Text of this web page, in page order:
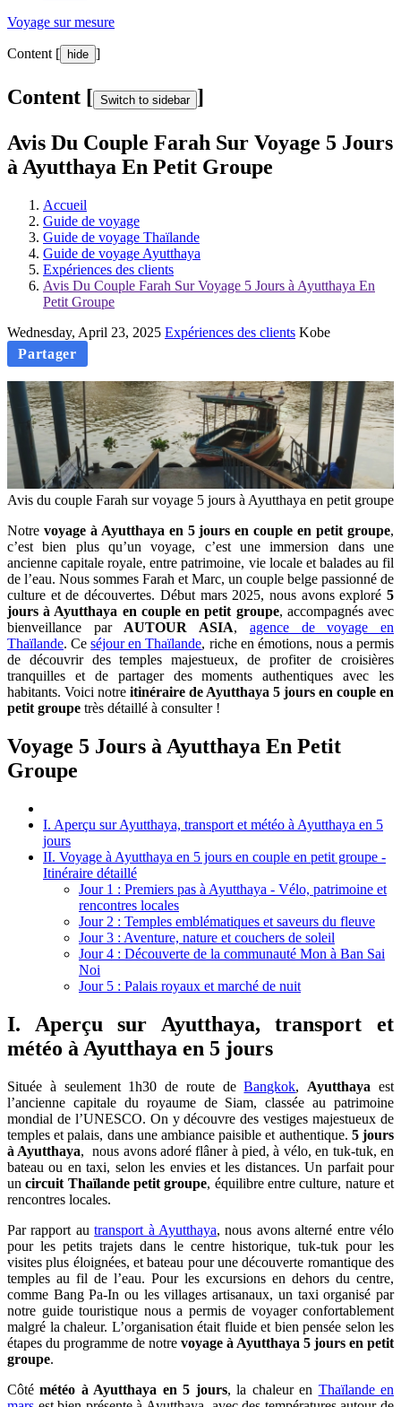
Voyage sur mesure
Content [ hide ]
Content [ Switch to sidebar ]
Avis Du Couple Farah Sur Voyage 5 Jours
à Ayutthaya En Petit Groupe
Accueil
Guide de voyage
Guide de voyage Thaïlande
Guide de voyage Ayutthaya
Expériences des clients
Avis Du Couple Farah Sur Voyage 5 Jours à Ayutthaya En
Petit Groupe
Wednesday, April 23, 2025 Expériences des clients Kobe
Partager
Avis du couple Farah sur voyage 5 jours à Ayutthaya en petit groupe
Notre voyage à Ayutthaya en 5 jours en couple en petit groupe,
c’est bien plus qu’un voyage, c’est une immersion dans une
ancienne capitale royale, entre patrimoine, vie locale et balades au fil
de l’eau. Nous sommes Farah et Marc, un couple belge passionné de
culture et de découvertes. Début mars 2025, nous avons exploré 5
jours à Ayutthaya en couple en petit groupe, accompagnés avec
bienveillance par AUTOUR ASIA, agence de voyage en
Thaïlande. Ceséjour en Thaïlande, riche en émotions, nous a permis
de découvrir des temples majestueux, de profiter de croisières
tranquilles et de partager des moments authentiques avec les
habitants. Voici notre itinéraire de Ayutthaya 5 jours en couple en
petit groupe très détaillé à consulter !
Voyage 5 Jours à Ayutthaya En Petit
Groupe
I. Aperçu sur Ayutthaya, transport et météo à Ayutthaya en 5
jours
II. Voyage à Ayutthaya en 5 jours en couple en petit groupe -
Itinéraire détaillé
Jour 1 : Premiers pas à Ayutthaya - Vélo, patrimoine et
rencontres locales
Jour 2 : Temples emblématiques et saveurs du fleuve
Jour 3 : Aventure, nature et couchers de soleil
Jour 4 : Découverte de la communauté Mon à Ban Sai
Noi
Jour 5 : Palais royaux et marché de nuit
I. Aperçu sur Ayutthaya, transport et
météo à Ayutthaya en 5 jours
Située à seulement 1h30 de route deBangkok, Ayutthaya est
l’ancienne capitale du royaume de Siam, classée au patrimoine
mondial de l’UNESCO. On y découvre des vestiges majestueux de
temples et palais, dans une ambiance paisible et authentique. 5 jours
à Ayutthaya, nous avons adoré flâner à pied, à vélo, en tuk-tuk, en
bateau ou en taxi, selon les envies et les distances. Un parfait pour
uncircuit Thaïlande petit groupe, équilibre entre culture, nature et
rencontres locales.
Par rapport autransport à Ayutthaya, nous avons alterné entre vélo
pour les petits trajets dans le centre historique, tuk-tuk pour les
visites plus éloignées, et bateau pour une découverte romantique des
temples au fil de l’eau. Pour les excursions en dehors du centre,
comme Bang Pa-In ou les villages artisanaux, un taxi organisé par
notre guide touristique nous a permis de voyager confortablement
malgré la chaleur. L’organisation était fluide et bien pensée selon les
étapes du programme de notre voyage à Ayutthaya 5 jours en petit
groupe.
Côtémétéo à Ayutthaya en 5 jours, la chaleur en Thaïlande en